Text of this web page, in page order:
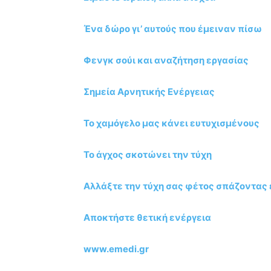
Ένα δώρο γι’ αυτούς που έμειναν πίσω
Φενγκ σούι και αναζήτηση εργασίας
Σημεία Αρνητικής Ενέργειας
Το χαμόγελο μας κάνει ευτυχισμένους
Το άγχος σκοτώνει την τύχη
Αλλάξτε την τύχη σας φέτος σπάζοντας
Αποκτήστε θετική ενέργεια
www.emedi.gr